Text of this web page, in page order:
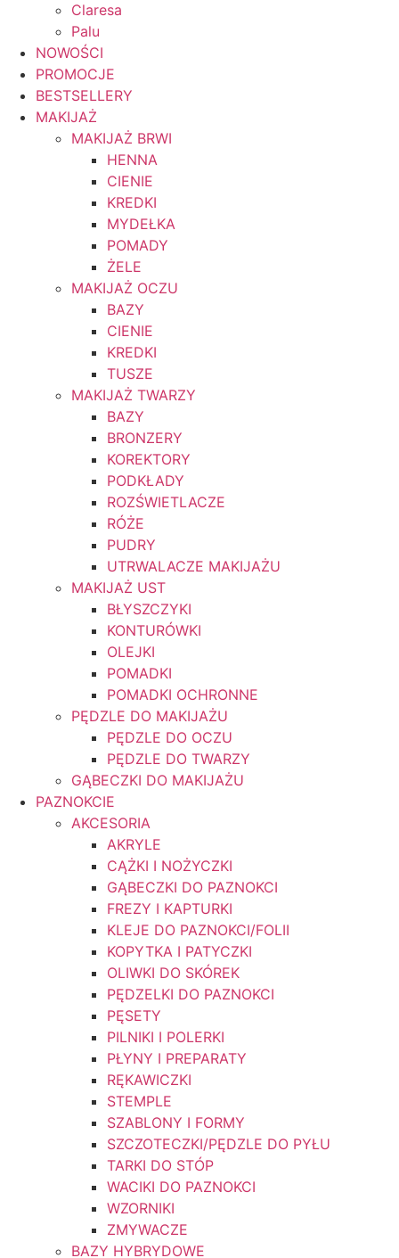
Claresa
Palu
NOWOŚCI
PROMOCJE
BESTSELLERY
MAKIJAŻ
MAKIJAŻ BRWI
HENNA
CIENIE
KREDKI
MYDEŁKA
POMADY
ŻELE
MAKIJAŻ OCZU
BAZY
CIENIE
KREDKI
TUSZE
MAKIJAŻ TWARZY
BAZY
BRONZERY
KOREKTORY
PODKŁADY
ROZŚWIETLACZE
RÓŻE
PUDRY
UTRWALACZE MAKIJAŻU
MAKIJAŻ UST
BŁYSZCZYKI
KONTURÓWKI
OLEJKI
POMADKI
POMADKI OCHRONNE
PĘDZLE DO MAKIJAŻU
PĘDZLE DO OCZU
PĘDZLE DO TWARZY
GĄBECZKI DO MAKIJAŻU
PAZNOKCIE
AKCESORIA
AKRYLE
CĄŻKI I NOŻYCZKI
GĄBECZKI DO PAZNOKCI
FREZY I KAPTURKI
KLEJE DO PAZNOKCI/FOLII
KOPYTKA I PATYCZKI
OLIWKI DO SKÓREK
PĘDZELKI DO PAZNOKCI
PĘSETY
PILNIKI I POLERKI
PŁYNY I PREPARATY
RĘKAWICZKI
STEMPLE
SZABLONY I FORMY
SZCZOTECZKI/PĘDZLE DO PYŁU
TARKI DO STÓP
WACIKI DO PAZNOKCI
WZORNIKI
ZMYWACZE
BAZY HYBRYDOWE